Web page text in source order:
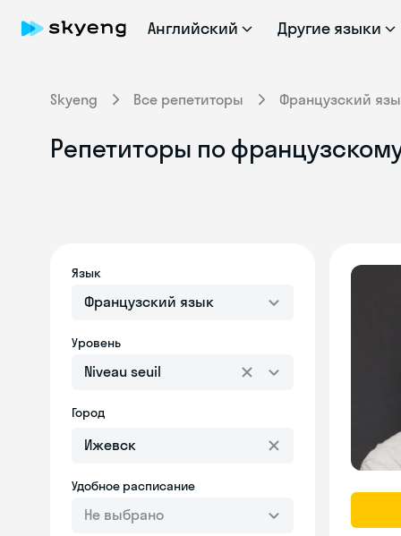
Английский Другие языки
Skyeng Все репетиторы Французский
Репетиторы по
Язык
Французский язык
Уровень
Niveau seuil
Город
Удобное расписание
Не выбрано